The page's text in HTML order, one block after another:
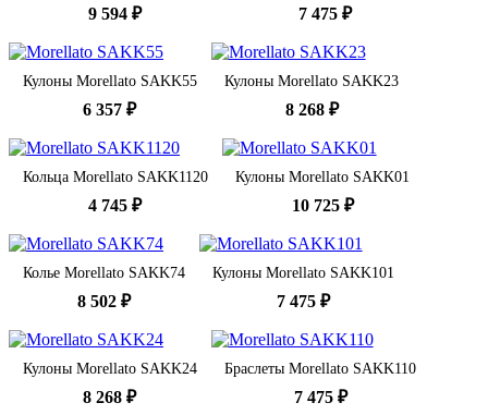
9 594 ₽ 7 475 ₽
Кулоны Morellato SAKK55
6 357 ₽
Кулоны Morellato SAKK23
8 268 ₽
Кольца Morellato SAKK1120
4 745 ₽
Кулоны Morellato SAKK01
10 725 ₽
Колье Morellato SAKK74
8 502 ₽
Кулоны Morellato SAKK101
7 475 ₽
Кулоны Morellato SAKK24
8 268 ₽
Браслеты Morellato SAKK110
7 475 ₽